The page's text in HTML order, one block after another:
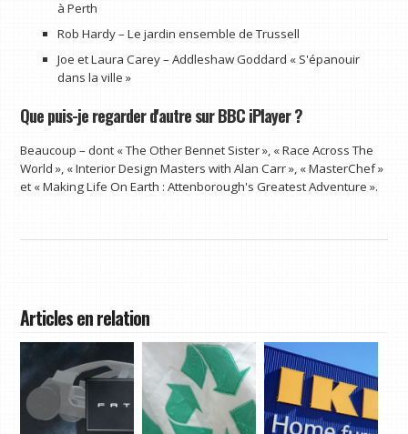
à Perth
Rob Hardy – Le jardin ensemble de Trussell
Joe et Laura Carey – Addleshaw Goddard « S'épanouir
dans la ville »
Que puis-je regarder d'autre sur BBC iPlayer ?
Beaucoup – dont « The Other Bennet Sister », « Race Across The
World », « Interior Design Masters with Alan Carr », « MasterChef »
et « Making Life On Earth : Attenborough's Greatest Adventure ».
Articles en relation